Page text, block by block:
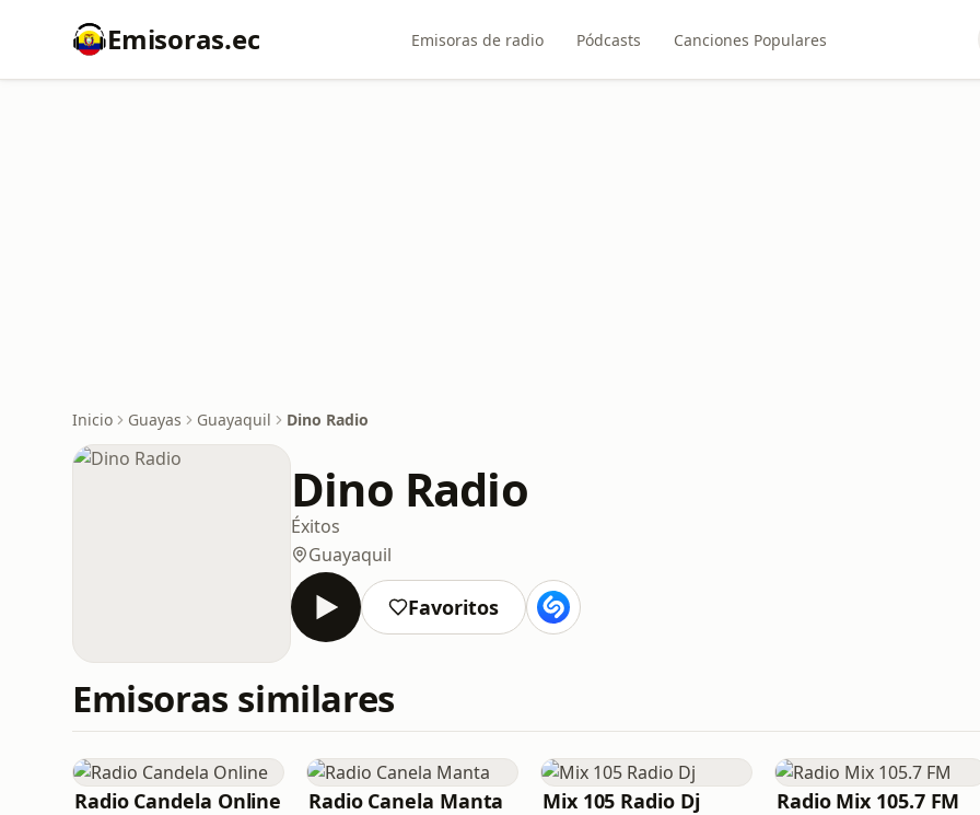
Emisoras.ec Emisoras de radio Pódcasts Canciones Populares
Inicio Guayas Guayaquil Dino Radio
Dino Radio
Éxitos
Guayaquil
Favoritos
Emisoras similares
Radio Candela Online Radio Canela Manta Mix 105 Radio Dj Radio Mix 105.7 FM